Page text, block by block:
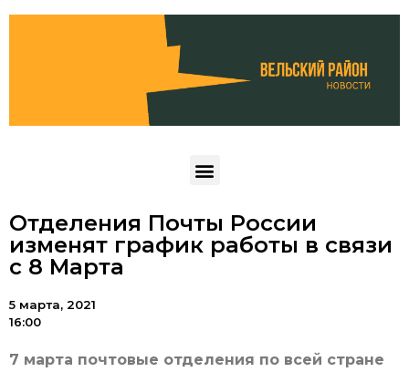
Отделения Почты России
изменят график работы в связи
с 8 Марта
5 марта, 2021
16:00
7 марта почтовые отделения по всей стране